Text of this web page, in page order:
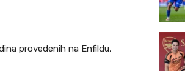
provedenih na Enfildu,